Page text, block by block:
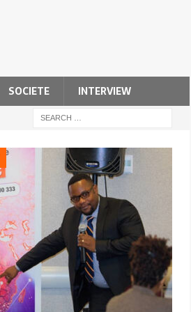
SOCIETE INTERVIEW